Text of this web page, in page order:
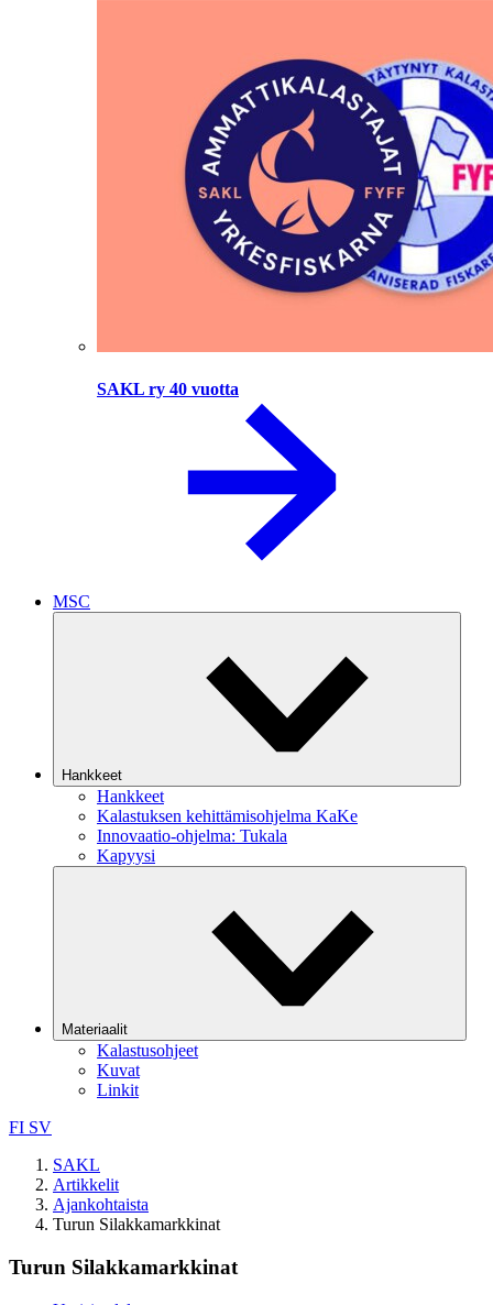
SAKL ry 40 vuotta
MSC
Hankkeet
Hankkeet
Kalastuksen kehittämisohjelma KaKe
Innovaatio-ohjelma: Tukala
Kapyysi
Materiaalit
Kalastusohjeet
Kuvat
Linkit
FI SV
SAKL
Artikkelit
Ajankohtaista
Turun Silakkamarkkinat
Turun Silakkamarkkinat